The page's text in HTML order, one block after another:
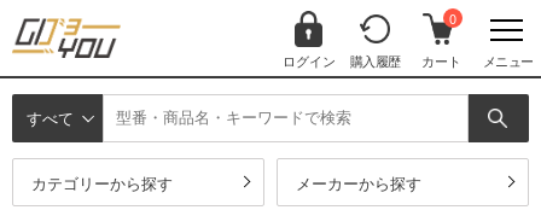
ログイン 購入履歴
0
カート メニュー
すべて
カテゴリーから探す メーカーから探す